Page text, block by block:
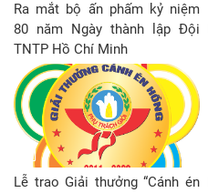
Ra mắt bộ ấn phấm kỷ niệm
80 năm Ngày thành lập Đội
TNTP Hồ Chí Minh
Lễ trao Giải thưởng “Cánh én